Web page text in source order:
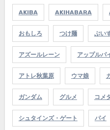
AKIBA AKIHABARA
おもしろ つけ麺 ぶい
アズールレーン アップルパ
アトレ秋葉原 ウマ娘
ガンダム グルメ コメ
シュタインズ・ゲート パイ